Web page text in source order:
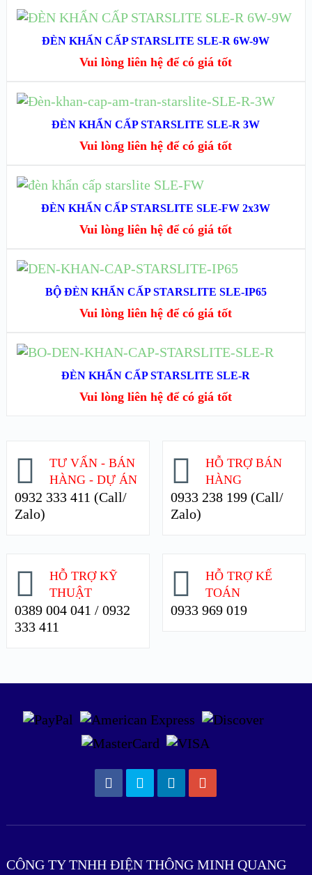
XEM CHI TIẾT
XEM NHANH
XEM CHI TIẾT
ĐỌC TIẾP
ĐÈN KHẨN CẤP STARSLITE SLE-R 6W-9W
Vui lòng liên hệ để có giá tốt
XEM NHANH
XEM CHI TIẾT
ĐỌC TIẾP
ĐÈN KHẨN CẤP STARSLITE SLE-R 3W
Vui lòng liên hệ để có giá tốt
XEM NHANH
ĐỌC TIẾP
ĐÈN KHẨN CẤP STARSLITE SLE-FW 2x3W
Vui lòng liên hệ để có giá tốt
XEM NHANH
ĐỌC TIẾP
BỘ ĐÈN KHẨN CẤP STARSLITE SLE-IP65
Vui lòng liên hệ để có giá tốt
XEM NHANH
ĐỌC TIẾP
ĐÈN KHẨN CẤP STARSLITE SLE-R
Vui lòng liên hệ để có giá tốt
TƯ VẤN - BÁN
HÀNG - DỰ ÁN
0932 333 411 (Call/
Zalo)
HỖ TRỢ BÁN
HÀNG
0933 238 199 (Call/
Zalo)
HỖ TRỢ KỸ
THUẬT
0389 004 041 / 0932
333 411
HỖ TRỢ KẾ
TOÁN
0933 969 019
CÔNG TY TNHH ĐIỆN THÔNG MINH QUANG